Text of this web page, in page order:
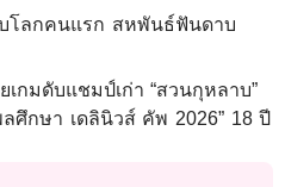
บโลกคนแรก สหพันธ์ฟันดาบ
เกมดับแชมป์เก่า “สวนกุหลาบ”
ศึกษา เดลินิวส์ คัพ 2026” 18 ปี